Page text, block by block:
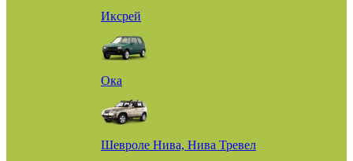
Иксрей
Ока
Шевроле Нива, Нива Тревел